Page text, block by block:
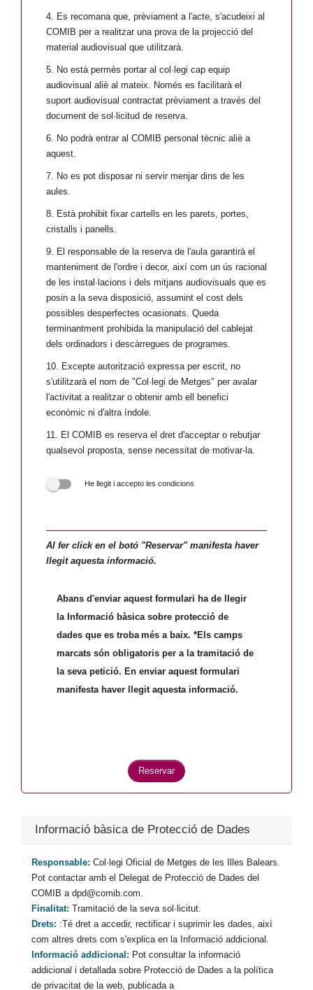
4. Es recomana que, prèviament a l'acte, s'acudeixi al
COMIB per a realitzar una prova de la projecció del
material audiovisual que utilitzarà.
5. No està permès portar al col·legi cap equip
audiovisual aliè al mateix. Només es facilitarà el
suport audiovisual contractat prèviament a través del
document de sol·licitud de reserva.
6. No podrà entrar al COMIB personal tècnic aliè a
aquest.
7. No es pot disposar ni servir menjar dins de les
aules.
8. Està prohibit fixar cartells en les parets, portes,
cristalls i panells.
9. El responsable de la reserva de l'aula garantirà el
manteniment de l'ordre i decor, així com un ús racional
de les instal·lacions i dels mitjans audiovisuals que es
posin a la seva disposició, assumint el cost dels
possibles desperfectes ocasionats. Queda
terminantment prohibida la manipulació del cablejat
dels ordinadors i descàrregues de programes.
10. Excepte autorització expressa per escrit, no
s'utilitzarà el nom de "Col·legi de Metges" per avalar
l'activitat a realitzar o obtenir amb ell benefici
econòmic ni d'altra índole.
11. El COMIB es reserva el dret d'acceptar o rebutjar
qualsevol proposta, sense necessitat de motivar-la.
He llegit i accepto les condicions
Al fer click en el botó "Reservar" manifesta haver
llegit aquesta informació.
Abans d'enviar aquest formulari ha de llegir
la Informació bàsica sobre protecció de
dades que es troba més a baix. *Els camps
marcats són obligatoris per a la tramitació de
la seva petició. En enviar aquest formulari
manifesta haver llegit aquesta informació.
Informació bàsica de Protecció de Dades
Responsable: Col·legi Oficial de Metges de les Illes Balears.
Pot contactar amb el Delegat de Protecció de Dades del
COMIB a dpd@comib.com.
Finalitat: Tramitació de la seva sol·licitut.
Drets: :Té dret a accedir, rectificar i suprimir les dades, així
com altres drets com s'explica en la Informació addicional.
Informació addicional: Pot consultar la informació
addicional i detallada sobre Protecció de Dades a la política
de privacitat de la web, publicada a